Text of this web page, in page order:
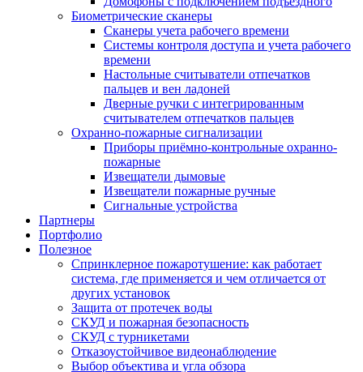
Биометрические сканеры
Сканеры учета рабочего времени
Системы контроля доступа и учета рабочего
времени
Настольные считыватели отпечатков
пальцев и вен ладоней
Дверные ручки с интегрированным
считывателем отпечатков пальцев
Охранно-пожарные сигнализации
Приборы приёмно-контрольные охранно-
пожарные
Извещатели дымовые
Извещатели пожарные ручные
Сигнальные устройства
Партнеры
Портфолио
Полезное
Спринклерное пожаротушение: как работает
система, где применяется и чем отличается от
других установок
Защита от протечек воды
СКУД и пожарная безопасность
СКУД с турникетами
Отказоустойчивое видеонаблюдение
Выбор объектива и угла обзора